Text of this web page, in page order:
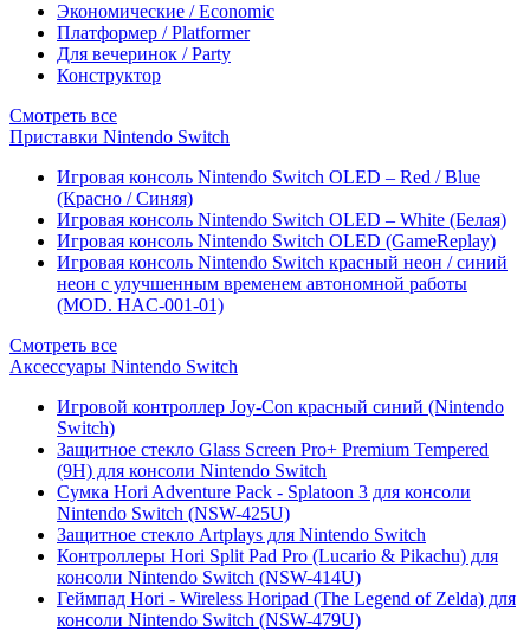
Экономические / Economic
Платформер / Platformer
Для вечеринок / Party
Конструктор
Смотреть все
Приставки Nintendo Switch
Игровая консоль Nintendo Switch OLED – Red / Blue
(Красно / Синяя)
Игровая консоль Nintendo Switch OLED – White (Белая)
Игровая консоль Nintendo Switch OLED (GameReplay)
Игровая консоль Nintendo Switch красный неон / синий
неон с улучшенным временем автономной работы
(MOD. HAC-001-01)
Смотреть все
Аксессуары Nintendo Switch
Игровой контроллер Joy-Con красный синий (Nintendo
Switch)
Защитное стекло Glass Screen Pro+ Premium Tempered
(9H) для консоли Nintendo Switch
Сумка Hori Adventure Pack - Splatoon 3 для консоли
Nintendo Switch (NSW-425U)
Защитное стекло Artplays для Nintendo Switch
Контроллеры Hori Split Pad Pro (Lucario & Pikachu) для
консоли Nintendo Switch (NSW-414U)
Геймпад Hori - Wireless Horipad (The Legend of Zelda) для
консоли Nintendo Switch (NSW-479U)